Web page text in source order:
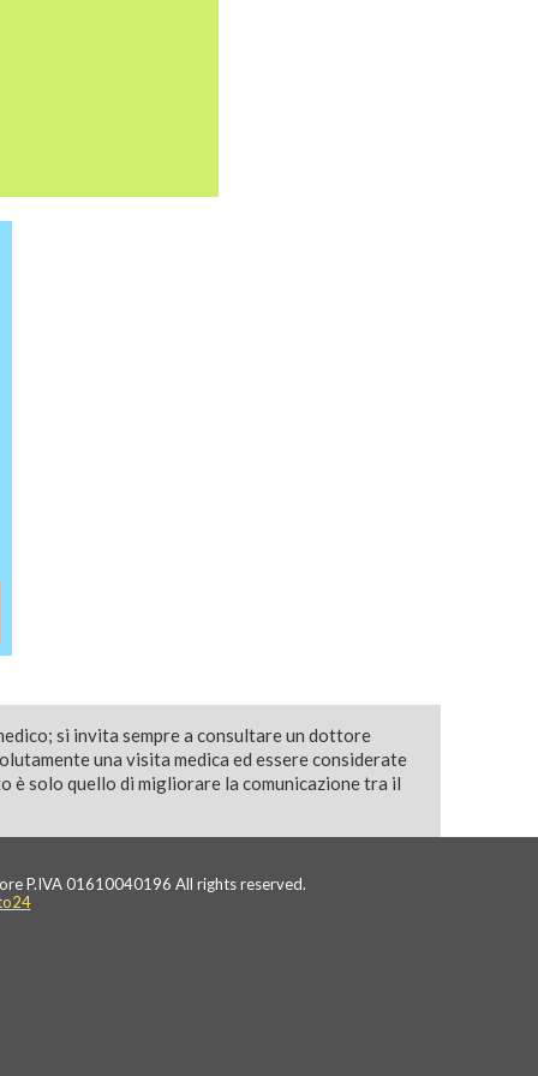
si invita sempre a consultare un dottore
una visita medica ed essere considerate
è solo quello di migliorare la comunicazione tra il
P.IVA 01610040196 All rights reserved.